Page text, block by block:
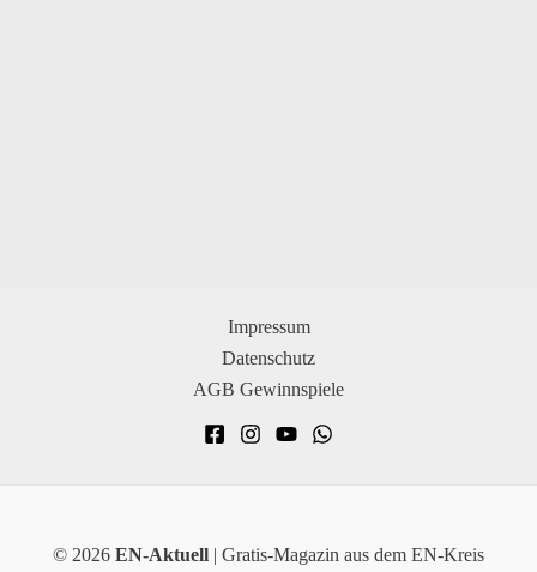
Impressum
Datenschutz
AGB Gewinnspiele
© 2026 EN-Aktuell | Gratis-Magazin aus dem EN-Kreis